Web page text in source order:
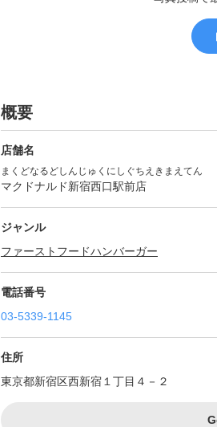
概要
店舗名
まくどなるどしんじゅくにしぐちえきまえてん
マクドナルド新宿西口駅前店
ジャンル
ファーストフードハンバーガー
電話番号
03-5339-1145
住所
東京都新宿区西新宿１丁目４－２